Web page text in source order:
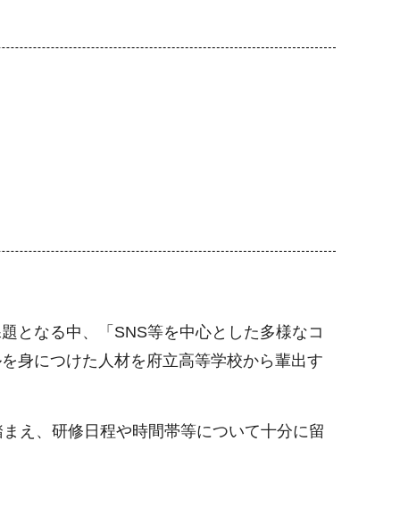
となる中、「SNS等を中心とした多様なコ
身につけた人材を府立高等学校から輩出す
え、研修日程や時間帯等について十分に留